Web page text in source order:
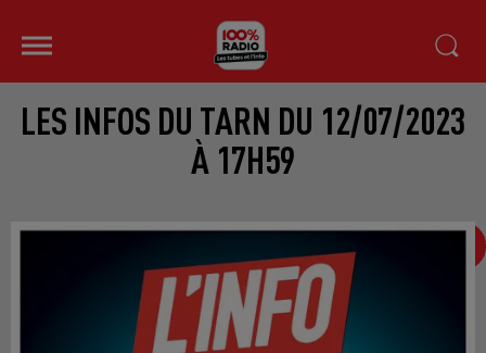
LES INFOS DU TARN DU 12/07/2023
À 17H59